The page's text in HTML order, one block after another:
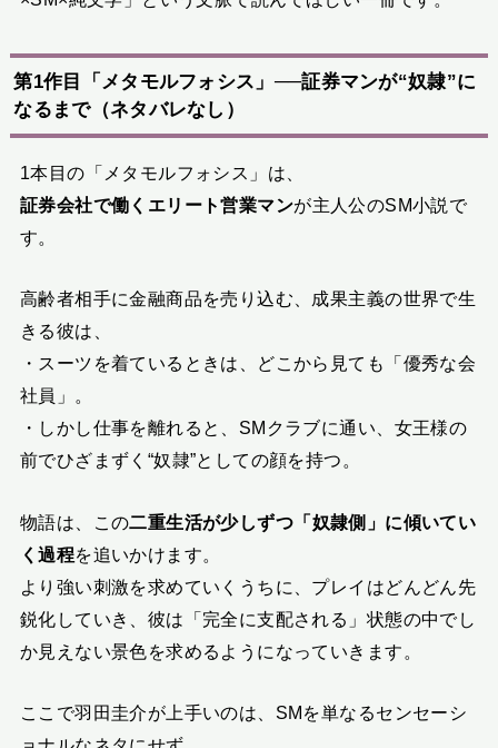
第1作目「メタモルフォシス」──証券マンが“奴隷”に
なるまで（ネタバレなし）
1本目の「メタモルフォシス」は、
証券会社で働くエリート営業マンが主人公のSM小説で
す。
高齢者相手に金融商品を売り込む、成果主義の世界で生
きる彼は、
・スーツを着ているときは、どこから見ても「優秀な会
社員」。
・しかし仕事を離れると、SMクラブに通い、女王様の
前でひざまずく“奴隷”としての顔を持つ。
物語は、この二重生活が少しずつ「奴隷側」に傾いてい
く過程を追いかけます。
より強い刺激を求めていくうちに、プレイはどんどん先
鋭化していき、彼は「完全に支配される」状態の中でし
か見えない景色を求めるようになっていきます。
ここで羽田圭介が上手いのは、SMを単なるセンセーシ